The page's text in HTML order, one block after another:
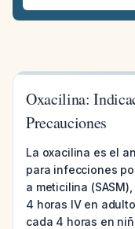
Oxacilina:
Precauciones
La oxacilina es el
para infecciones
a meticilina
4 horas IV en
cada 4 horas en